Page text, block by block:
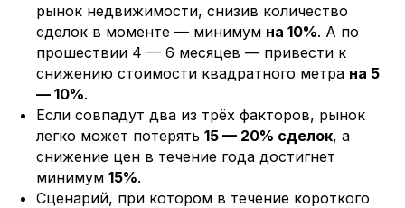
рынок недвижимости, снизив количество
сделок в моменте — минимум на 10%. А по
прошествии 4 — 6 месяцев — привести к
снижению стоимости квадратного метра на 5
— 10%.
Если совпадут два из трёх факторов, рынок
легко может потерять 15 — 20% сделок, а
снижение цен в течение года достигнет
минимум 15%.
Сценарий, при котором в течение короткого